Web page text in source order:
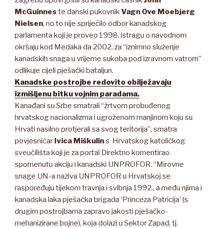
McGuinnes te danski pukovnik Vagn Ove Moebjerg
Nielsen, no to nije spriječilo odbor kanadskog
parlamenta koji je proveo 1998. istragu o navodnom
okršaju kod Medaka da 2002. za “iznimno služenje
kanadskih snaga u vrijeme sukoba pod izravnom vatrom”
odlikuje cijeli pješački bataljun.
Kanadske postrojbe redovito obilježavaju
izmišljenu bitku vojnim paradama.
Kanađani su Srbe smatrali “žrtvom probuđenog
hrvatskog nacionalizma i ugroženom manjinom koju su
Hrvati nasilno protjerali sa svog teritorija”, smatra
povjesničar Ivica Miškulins Hrvatskog katoličkog
sveučilišta koji je za portal Direktno komentirao
spomenutu akciju i kanadski UNPROFOR. “Mirovne
snage UN-a naziva UNPROFOR u Hrvatskoj se
raspoređuju tijekom travnja i svibnja 1992., a među njima i
kanadska laka pješačka brigada ‘Princeza Patricija’ (s
drugim postrojbama zapravo jakosti pješačko-
mehanizirane bojne), koja dolazi u Sektor Zapad, tj.